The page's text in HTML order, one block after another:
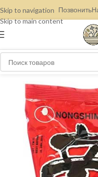
Skip to navigation
Skip to main content
Позвонить